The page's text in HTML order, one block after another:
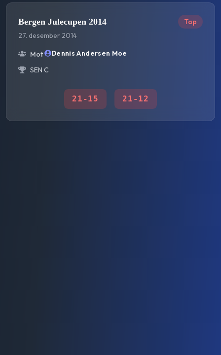
Bergen Julecupen 2014
27. desember 2014
Tap
Mot
Dennis Andersen Moe
SEN C
21 -15 21 -12